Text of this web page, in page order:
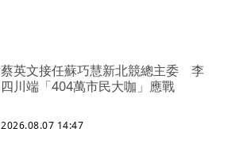
蔡英文接任蘇巧慧新北競總主委 李
四川端「404萬市民大咖」應戰
2026.08.07 14:47